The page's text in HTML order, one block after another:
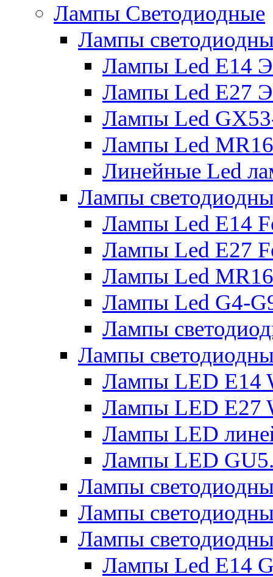
Лампы Светодиодные
Лампы
Лампы Led E14
Лампы Led E27
Лампы Led
Лампы Led
Линейные Led
Лампы
Лампы Led E14
Лампы Led E27
Лампы Led
Лампы Led G4-
Лампы
Лампы
Лампы LED E14
Лампы LED E27
Лампы LED
Лампы LED
Лампы
Лампы
Лампы
Лампы Led Е14